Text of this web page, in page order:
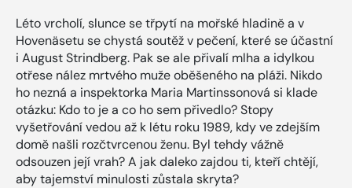
Léto vrcholí, slunce se třpytí na mořské hladině a v
Hovenäsetu se chystá soutěž v pečení, které se účastní
i August Strindberg. Pak se ale přivalí mlha a idylkou
otřese nález mrtvého muže oběšeného na pláži. Nikdo
ho nezná a inspektorka Maria Martinssonová si klade
otázku: Kdo to je a co ho sem přivedlo? Stopy
vyšetřování vedou až k létu roku 1989, kdy ve zdejším
domě našli rozčtvrcenou ženu. Byl tehdy vážně
odsouzen její vrah? A jak daleko zajdou ti, kteří chtějí,
aby tajemství minulosti zůstala skryta?